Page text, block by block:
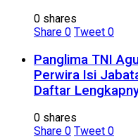
0 shares
Share 0 Tweet 0
Panglima TNI
Perwira Isi
Daftar
0 shares
Share 0 Tweet 0